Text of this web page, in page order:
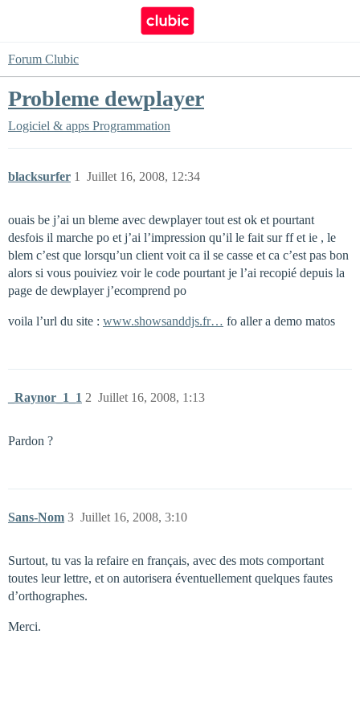
Forum Clubic
Probleme dewplayer
Logiciel & apps Programmation
blacksurfer Juillet 16, 2008, 12:34
1
ouais be j’ai un bleme avec dewplayer tout est ok et pourtant
desfois il marche po et j’ai l’impression qu’il le fait sur ff et ie , le
blem c’est que lorsqu’un client voit ca il se casse et ca c’est pas bon
alors si vous pouiviez voir le code pourtant je l’ai recopié depuis la
page de dewplayer j’ecomprend po
voila l’url du site : www.showsanddjs.fr… fo aller a demo matos
_Raynor_1_1 Juillet 16, 2008, 1:13
2
Pardon ?
Sans-Nom Juillet 16, 2008, 3:10
3
Surtout, tu vas la refaire en français, avec des mots comportant
toutes leur lettre, et on autorisera éventuellement quelques fautes
d’orthographes.
Merci.